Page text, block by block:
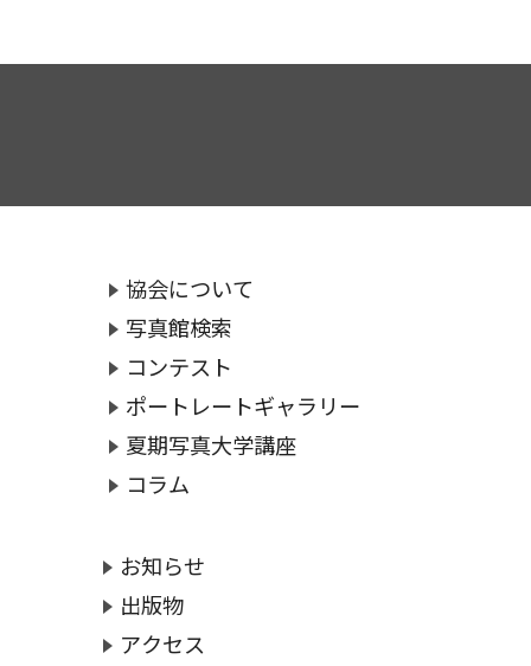
協会について
写真館検索
コンテスト
ポートレートギャラリー
夏期写真大学講座
コラム
お知らせ
出版物
アクセス